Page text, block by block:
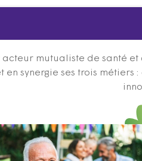
acteur mutualiste de santé
en synergie ses trois